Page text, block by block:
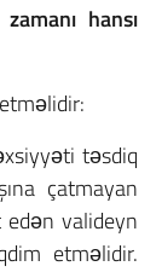
hansı
təsdiq
çatmayan
valideyn
etməlidir.